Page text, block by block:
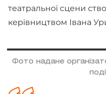
театральної сцени
керівництвом Івана
Фото надане